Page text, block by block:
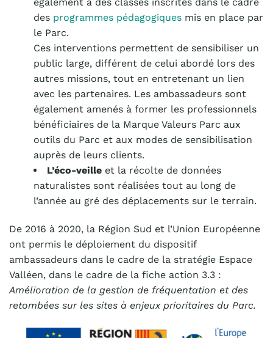
des programmes pédagogiques mis en place par
le Parc.
Ces interventions permettent de sensibiliser un
public large, différent de celui abordé lors des
autres missions, tout en entretenant un lien
avec les partenaires. Les ambassadeurs sont
également amenés à former les professionnels
bénéficiaires de la Marque Valeurs Parc aux
outils du Parc et aux modes de sensibilisation
auprès de leurs clients.
L’éco-veille et la récolte de données
naturalistes sont réalisées tout au long de
l’année au gré des déplacements sur le terrain.
De 2016 à 2020, la Région Sud et l’Union Européenne
ont permis le déploiement du dispositif
ambassadeurs dans le cadre de la stratégie Espace
Valléen, dans le cadre de la fiche action 3.3 :
Amélioration de la gestion de fréquentation et des
retombées sur les sites à enjeux prioritaires du Parc.